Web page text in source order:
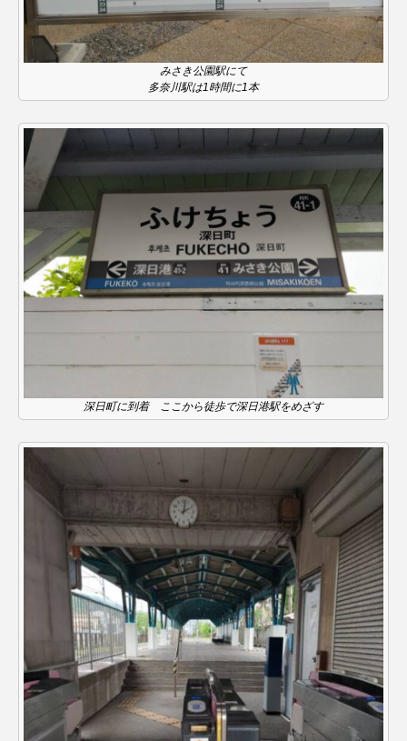
「THE オリバーな犬、（Gosh!!）このヤロウMOVIE」
『今日の空が一番好き、とまだ言えない僕は』
あかしあジュニア合唱団「さくらんぼ」
あかしあ台小学校 あじさいコンサート
あっぷっぷのぷ～ あなたが眠る間
あの歌を憶えている あめぽったん
おいしいぱんぱんでんしゃ おいしい絵本
おしえて絵本 おでかけ情報
おばあちゃんと僕の約束 おもいおいも
おーい、応為 お知らせ かしこいエルゼ
かしこいグレーテル かもめ食堂
がんを知り、がんを考える きてみで東北
きもちはなにいろ？ くまぐみ
くるまのなかには？ けやき台中学校
けやき台小学校
みさき公園駅にて
多奈川駅は1時間に1本
深日町に到着 ここから徒歩で深日港駅をめざす